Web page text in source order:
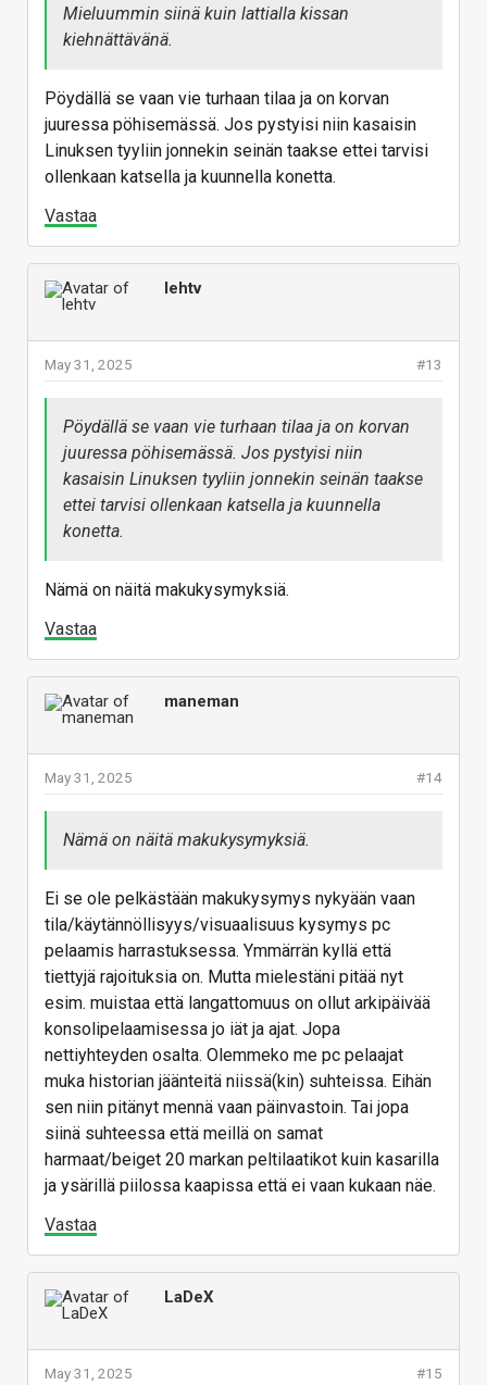
Mieluummin siinä kuin lattialla kissan
kiehnättävänä.
Pöydällä se vaan vie turhaan tilaa ja on korvan
juuressa pöhisemässä. Jos pystyisi niin kasaisin
Linuksen tyyliin jonnekin seinän taakse ettei tarvisi
ollenkaan katsella ja kuunnella konetta.
Vastaa
lehtv
#13
May 31, 2025
Pöydällä se vaan vie turhaan tilaa ja on korvan
juuressa pöhisemässä. Jos pystyisi niin
kasaisin Linuksen tyyliin jonnekin seinän taakse
ettei tarvisi ollenkaan katsella ja kuunnella
konetta.
Nämä on näitä makukysymyksiä.
Vastaa
maneman
#14
May 31, 2025
Nämä on näitä makukysymyksiä.
Ei se ole pelkästään makukysymys nykyään vaan
tila/käytännöllisyys/visuaalisuus kysymys pc
pelaamis harrastuksessa. Ymmärrän kyllä että
tiettyjä rajoituksia on. Mutta mielestäni pitää nyt
esim. muistaa että langattomuus on ollut arkipäivää
konsolipelaamisessa jo iät ja ajat. Jopa
nettiyhteyden osalta. Olemmeko me pc pelaajat
muka historian jäänteitä niissä(kin) suhteissa. Eihän
sen niin pitänyt mennä vaan päinvastoin. Tai jopa
siinä suhteessa että meillä on samat
harmaat/beiget 20 markan peltilaatikot kuin kasarilla
ja ysärillä piilossa kaapissa että ei vaan kukaan näe.
Vastaa
LaDeX
#15
May 31, 2025